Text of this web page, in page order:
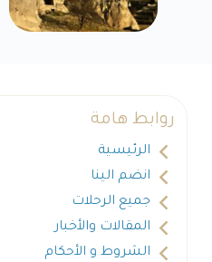
روابط هامة
الرئيسية
انضم الينا
جميع الرحلات
المقالات والأخبار
الشروط و الأحكام